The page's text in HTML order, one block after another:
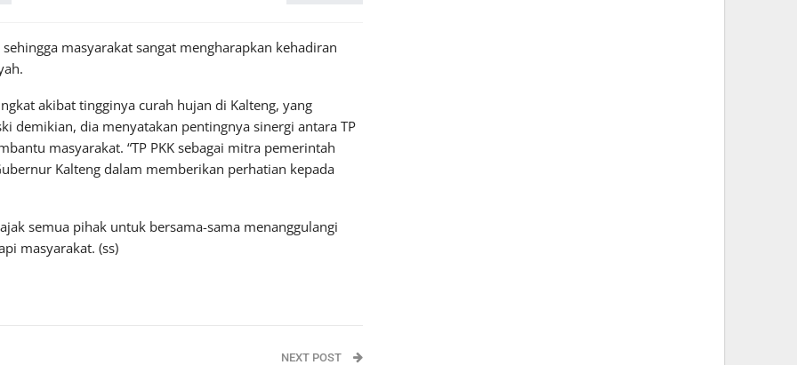
masyarakat sangat mengharapkan kehadiran
akibat tingginya curah hujan di Kalteng, yang
demikian, dia menyatakan pentingnya sinergi antara TP
masyarakat. “TP PKK sebagai mitra pemerintah
Kalteng dalam memberikan perhatian kepada
semua pihak untuk bersama-sama menanggulangi
masyarakat. (ss)
NEXT POST